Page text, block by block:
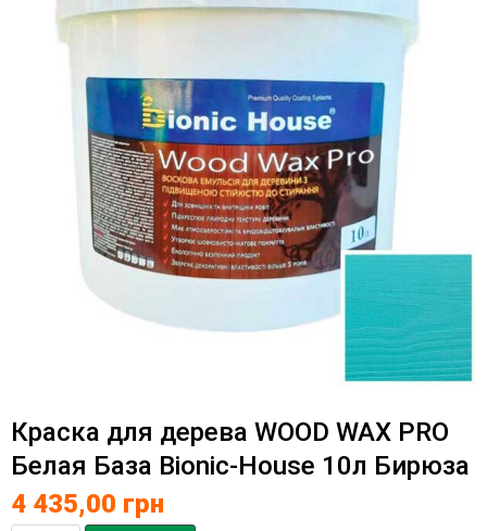
Краска для дерева WOOD WAX PRO
Белая База Bionic-House 10л Бирюза
4 435,00 грн